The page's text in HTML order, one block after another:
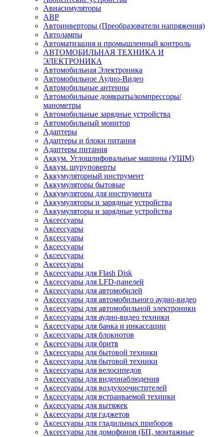
Авиасимуляторы
АВР
Автоинверторы (Преобразователи напряжения)
Автолампы
Автоматизация и промышленный контроль
АВТОМОБИЛЬНАЯ ТЕХНИКА И
ЭЛЕКТРОНИКА
Автомобильная Электроника
Автомобильное Аудио-Видео
Автомобильные антенны
Автомобильные домкраты/компрессоры/
манометры
Автомобильные зарядные устройства
Автомобильный монитор
Адаптеры
Адаптеры и блоки питания
Адаптеры питания
Аккум. Углошлифовальные машины (УШМ)
Аккум. шуруповерты
Аккумуляторный инструмент
Аккумуляторы бытовые
Аккумуляторы для инструмента
Аккумуляторы и зарядные устройства
Аккумуляторы и зарядные устройства
Аксессуары
Аксессуары
Аксессуары
Аксессуары
Аксессуары
Аксессуары
Аксессуары для Flash Disk
Аксессуары для LFD-панелей
Аксессуары для автомобилей
Аксессуары для автомобильного аудио-видео
Аксессуары для автомобильной электроники
Аксессуары для аудио-видео техники
Аксессуары для банка и инкассации
Аксессуары для блокнотов
Аксессуары для бритв
Аксессуары для бытовой техники
Аксессуары для бытовой техники
Аксессуары для велосипедов
Аксессуары для видеонаблюдения
Аксессуары для воздухоочистителей
Аксессуары для встраиваемой техники
Аксессуары для вытяжек
Аксессуары для гаджетов
Аксессуары для гладильных приборов
Аксессуары для домофонов (БП, монтажные